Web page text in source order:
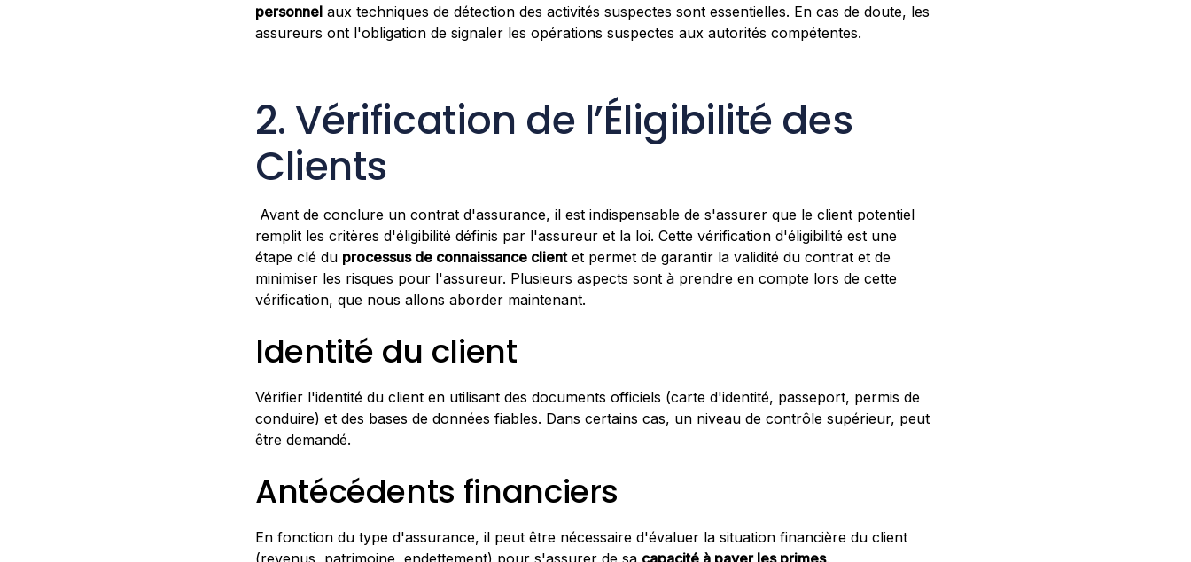
personnel aux techniques de détection des activités suspectes sont essentielles. En cas de doute, les
assureurs ont l'obligation de signaler les opérations suspectes aux autorités compétentes.
2. Vérification de l’Éligibilité des
Clients
Avant de conclure un contrat d'assurance, il est indispensable de s'assurer que le client potentiel
remplit les critères d'éligibilité définis par l'assureur et la loi. Cette vérification d'éligibilité est une
étape clé du processus de connaissance clientet permet de garantir la validité du contrat et de
minimiser les risques pour l'assureur. Plusieurs aspects sont à prendre en compte lors de cette
vérification, que nous allons aborder maintenant.
Identité du client
Vérifier l'identité du client en utilisant des documents officiels (carte d'identité, passeport, permis de
conduire) et des bases de données fiables. Dans certains cas, un niveau de contrôle supérieur, peut
être demandé.
Antécédents financiers
En fonction du type d'assurance, il peut être nécessaire d'évaluer la situation financière du client